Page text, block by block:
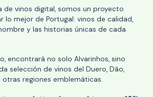
de vinos digital, somos un proyecto
lo mejor de Portugal: vinos de calidad,
y las historias únicas de cada
encontrará no solo Alvarinhos, sino
selección de vinos del Duero, Dão,
otras regiones emblemáticas.